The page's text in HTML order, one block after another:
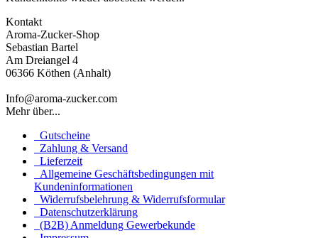
Kontakt
Aroma-Zucker-Shop
Sebastian Bartel
Am Dreiangel 4
06366 Köthen (Anhalt)
Info@aroma-zucker.com
Mehr über...
Gutscheine
Zahlung & Versand
Lieferzeit
Allgemeine Geschäftsbedingungen mit
Kundeninformationen
Widerrufsbelehrung & Widerrufsformular
Datenschutzerklärung
(B2B) Anmeldung Gewerbekunde